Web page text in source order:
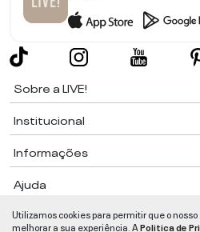
Sobre a LIVE!
Institucional
Informações
Ajuda
Segurança e Qualidade
Utilizamos cookies para permitir que o
melhorar a sua experiência. APolitica de